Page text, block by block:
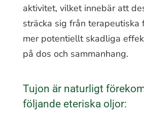
aktivitet, vilket innebär att
sträcka sig från
mer potentiellt skadliga
på dos och sammanhang.
Tujon är naturligt
följande eteriska oljor: